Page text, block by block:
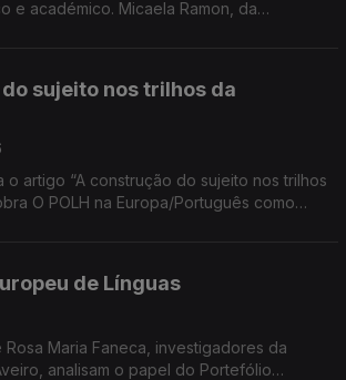
e académico. Micaela Ramon, da
sujeito nos trilhos da
o artigo “A construção do sujeito nos trilhos
O POLH na Europa/Português como
de Línguas
Rosa Maria Faneca, investigadores da
analisam o papel do Portefólio